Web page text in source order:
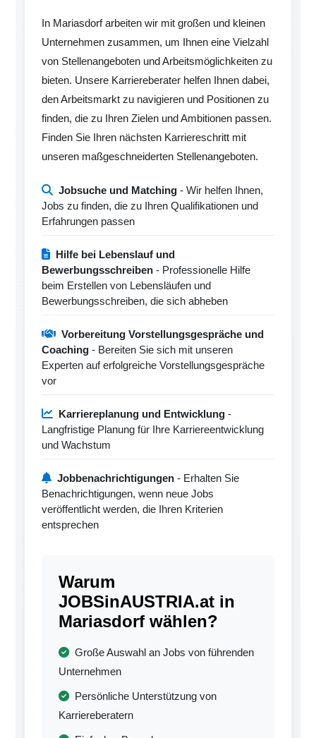
In Mariasdorf arbeiten wir mit großen und kleinen
Unternehmen zusammen, um Ihnen eine Vielzahl
von Stellenangeboten und Arbeitsmöglichkeiten zu
bieten. Unsere Karriereberater helfen Ihnen dabei,
den Arbeitsmarkt zu navigieren und Positionen zu
finden, die zu Ihren Zielen und Ambitionen passen.
Finden Sie Ihren nächsten Karriereschritt mit
unseren maßgeschneiderten Stellenangeboten.
Jobsuche und Matching - Wir helfen Ihnen,
Jobs zu finden, die zu Ihren Qualifikationen und
Erfahrungen passen
Hilfe bei Lebenslauf und
Bewerbungsschreiben - Professionelle Hilfe
beim Erstellen von Lebensläufen und
Bewerbungsschreiben, die sich abheben
Vorbereitung Vorstellungsgespräche und
Coaching - Bereiten Sie sich mit unseren
Experten auf erfolgreiche Vorstellungsgespräche
vor
Karriereplanung und Entwicklung -
Langfristige Planung für Ihre Karriereentwicklung
und Wachstum
Jobbenachrichtigungen - Erhalten Sie
Benachrichtigungen, wenn neue Jobs
veröffentlicht werden, die Ihren Kriterien
entsprechen
Warum
JOBSinAUSTRIA.at in
Mariasdorf wählen?
Große Auswahl an Jobs von führenden
Unternehmen
Persönliche Unterstützung von
Karriereberatern